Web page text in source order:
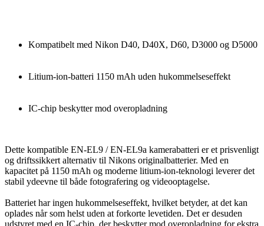
Kompatibelt med Nikon D40, D40X, D60, D3000 og D5000
Litium-ion-batteri 1150 mAh uden hukommelseseffekt
IC-chip beskytter mod overopladning
Dette kompatible EN-EL9 / EN-EL9a kamerabatteri er et prisvenligt
og driftssikkert alternativ til Nikons originalbatterier. Med en
kapacitet på 1150 mAh og moderne litium-ion-teknologi leverer det
stabil ydeevne til både fotografering og videooptagelse.
Batteriet har ingen hukommelseseffekt, hvilket betyder, at det kan
oplades når som helst uden at forkorte levetiden. Det er desuden